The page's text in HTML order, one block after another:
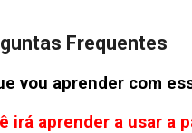
Frequentes
vou aprender com
irá aprender a usar a